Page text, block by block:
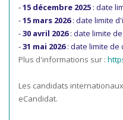
-15 décembre 2025 : date
-15 mars 2026: date limite
-30 avril 2026: date limite
-31 mai 2026: date limite de
Plus d'informations sur :
Les candidats
eCandidat.